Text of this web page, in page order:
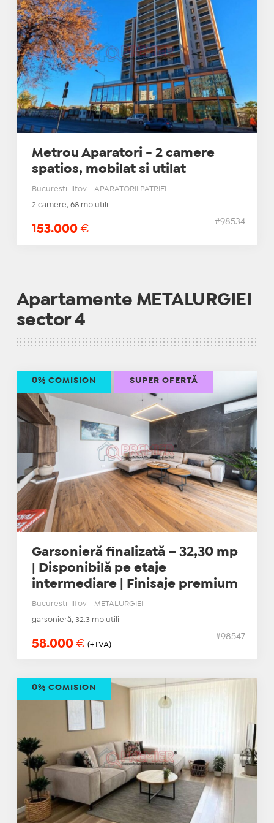
Metrou Aparatori - 2 camere
spatios, mobilat si utilat
Bucuresti-Ilfov - APARATORII PATRIEI
2 camere, 68 mp utili
153.000 €
#98534
Apartamente METALURGIEI
sector 4
Garsonieră finalizată – 32,30 mp
| Disponibilă pe etaje
intermediare | Finisaje premium
Bucuresti-Ilfov - METALURGIEI
garsonieră, 32.3 mp utili
58.000 € (+TVA)
#98547
0% COMISION SUPER OFERTĂ
0% COMISION